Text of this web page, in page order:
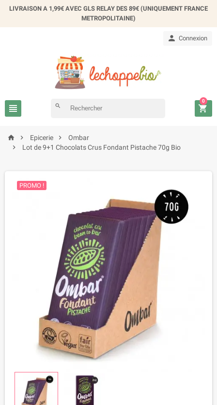
LIVRAISON A 1,99€ AVEC GLS RELAY DES 89€ (UNIQUEMENT FRANCE
METROPOLITAINE)
 Connexion
 search 
0
  Epicerie 
Ombar

Lot de 9+1 Chocolats Crus Fondant Pistache 70g Bio
PROMO !
Créer une liste d'envies ×
Annuler Créer une liste d'envies